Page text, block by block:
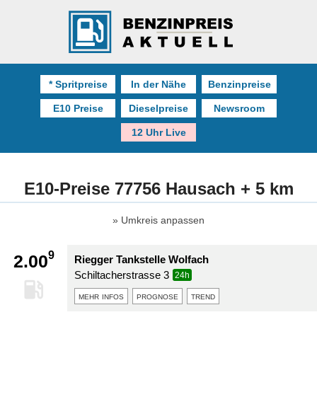
* Spritpreise In der Nähe Benzinpreise
E10 Preise Dieselpreise Newsroom
12 Uhr Live
E10-Preise 77756 Hausach + 5 km
Umkreis anpassen
2.009
Riegger Tankstelle Wolfach
Schiltacherstrasse 3
24h
mehr infos prognose trend